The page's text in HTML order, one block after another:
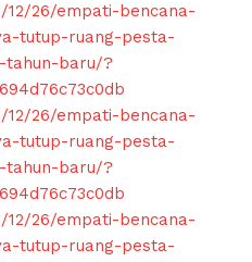
12/26/empati-bencana-
tutup-ruang-pesta-
tahun-baru/?
12/26/empati-bencana-
tutup-ruang-pesta-
tahun-baru/?
12/26/empati-bencana-
tutup-ruang-pesta-